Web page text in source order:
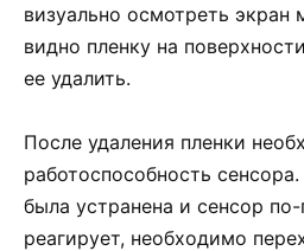
визуально осмотреть экран
видно пленку на
ее удалить.
После удаления пленки
работоспособность
была устранена и сенсор
реагирует, необходимо